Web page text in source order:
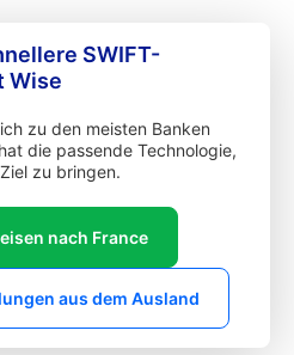
SWIFT-
Wise
zu den meisten Banken
die passende Technologie,
zu bringen.
nach France
aus dem Ausland